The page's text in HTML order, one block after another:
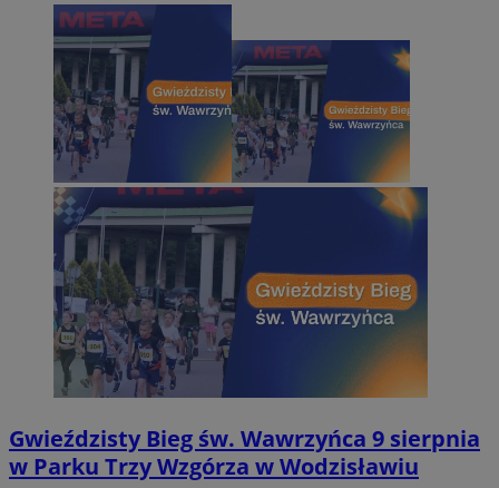
Gwieździsty Bieg św. Wawrzyńca 9 sierpnia
w Parku Trzy Wzgórza w Wodzisławiu